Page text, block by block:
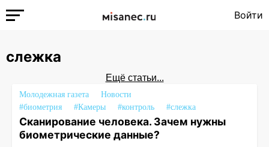
Войти
слежка
Ещё статьи...
Молодежная газета
Новости
#биометрия
#Камеры #контроль #слежка
Сканирование человека. Зачем нужны
биометрические данные?